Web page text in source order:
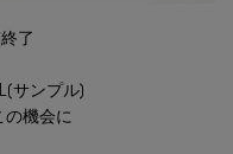
了
サンプル]
の機会に